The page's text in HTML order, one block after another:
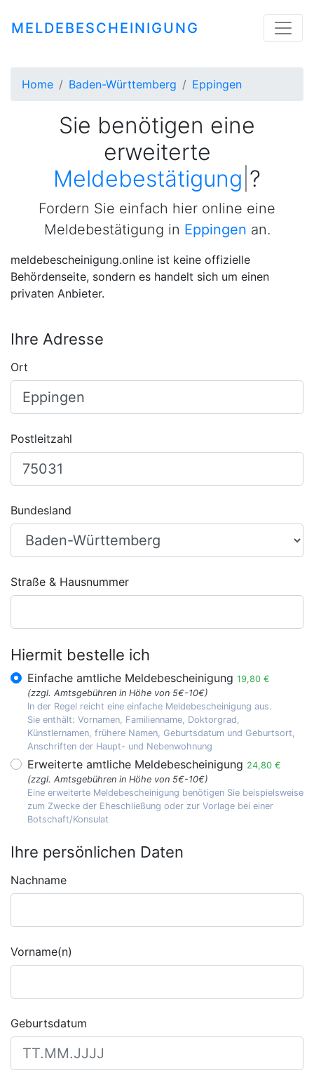
MELDEBESCHEINIGUNG
Home Baden-Württemberg Eppingen
Sie benötigen eine
erweiterte
Meldebestätigung ?
Fordern Sie einfach hier online eine
Meldebestätigung in Eppingen an.
meldebescheinigung.online ist keine offizielle
Behördenseite, sondern es handelt sich um einen
privaten Anbieter.
Ihre Adresse
Ort
Postleitzahl
Bundesland
Straße & Hausnummer
Hiermit bestelle ich
Einfache amtliche Meldebescheinigung 19,80 €
(zzgl. Amtsgebühren in Höhe von 5€-10€)
In der Regel reicht eine einfache Meldebescheinigung aus.
Sie enthält: Vornamen, Familienname, Doktorgrad,
Künstlernamen, frühere Namen, Geburtsdatum und Geburtsort,
Anschriften der Haupt- und Nebenwohnung
Erweiterte amtliche Meldebescheinigung 24,80 €
(zzgl. Amtsgebühren in Höhe von 5€-10€)
Eine erweiterte Meldebescheinigung benötigen Sie beispielsweise
zum Zwecke der Eheschließung oder zur Vorlage bei einer
Botschaft/Konsulat
Ihre persönlichen Daten
Nachname
Vorname(n)
Geburtsdatum